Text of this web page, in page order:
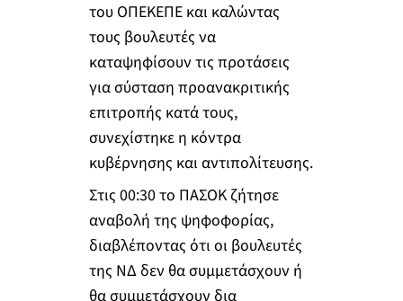
του ΟΠΕΚΕΠΕ και καλώντας
τους βουλευτές να
καταψηφίσουν τις προτάσεις
για σύσταση προανακριτικής
επιτροπής κατά τους,
συνεχίστηκε η κόντρα
κυβέρνησης και αντιπολίτευσης.
Στις 00:30 το ΠΑΣΟΚ ζήτησε
αναβολή της ψηφοφορίας,
διαβλέποντας ότι οι βουλευτές
της ΝΔ δεν θα συμμετάσχουν ή
θα συμμετάσχουν δια